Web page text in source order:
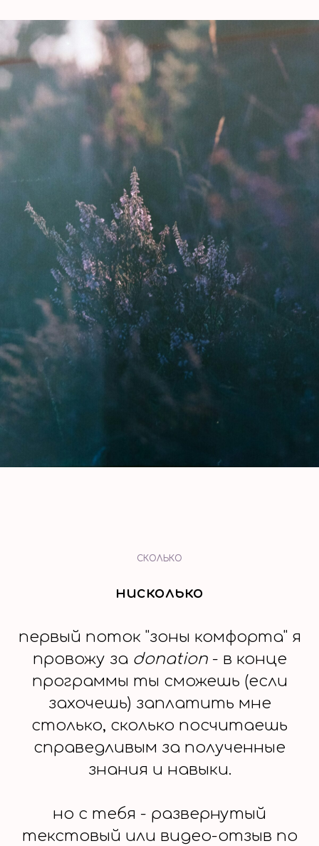
СКОЛЬКО
нисколько
первый поток "зоны комфорта" я
провожу за donation- в конце
программы ты сможешь (если
захочешь) заплатить мне
столько, сколько посчитаешь
справедливым за полученные
знания и навыки.
но с тебя - развернутый
текстовый или видео-отзыв по